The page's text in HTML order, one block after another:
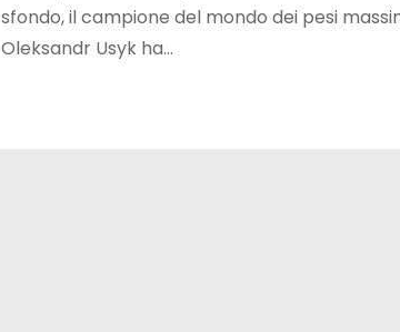
sfondo, il campione del mondo dei pesi
Oleksandr Usyk ha…